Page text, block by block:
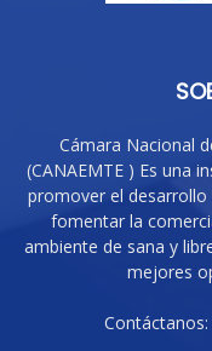
Cámara Nacional
(CANAEMTE ) Es una
promover el
fomentar la
ambiente de sana y
mejores
Contáctanos: